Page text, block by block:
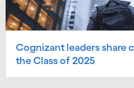
Cognizant leaders share
the Class of 2025